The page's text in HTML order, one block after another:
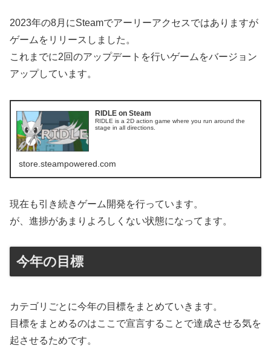
2023年の8月にSteamでアーリーアクセスではありますが
ゲームをリリースしました。
これまでに2回のアップデートを行いゲームをバージョン
アップしています。
RIDLE on Steam
RIDLE is a 2D action game where you run around the
stage in all directions.
store.steampowered.com
現在も引き続きゲーム開発を行っています。
が、進捗があまりよろしくない状態になってます。
今年の目標
カテゴリごとに今年の目標をまとめていきます。
目標をまとめるのはここで宣言することで達成させる気を
起させるためです。